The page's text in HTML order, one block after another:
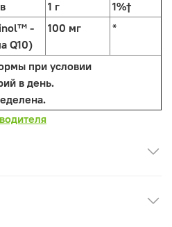
1 г
1%†
-
Q10)
100 мг *
при условии
в день.